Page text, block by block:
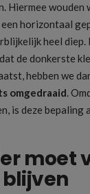
Hiermee wouden
horizontaal
heel diep.
de donkerste
hebben we
omgedraaid.
is deze
moet